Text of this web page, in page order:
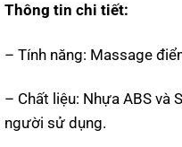
Thông tin chi tiết:
– Tính năng: Massage
– Chất liệu: Nhựa ABS và
người sử dụng.